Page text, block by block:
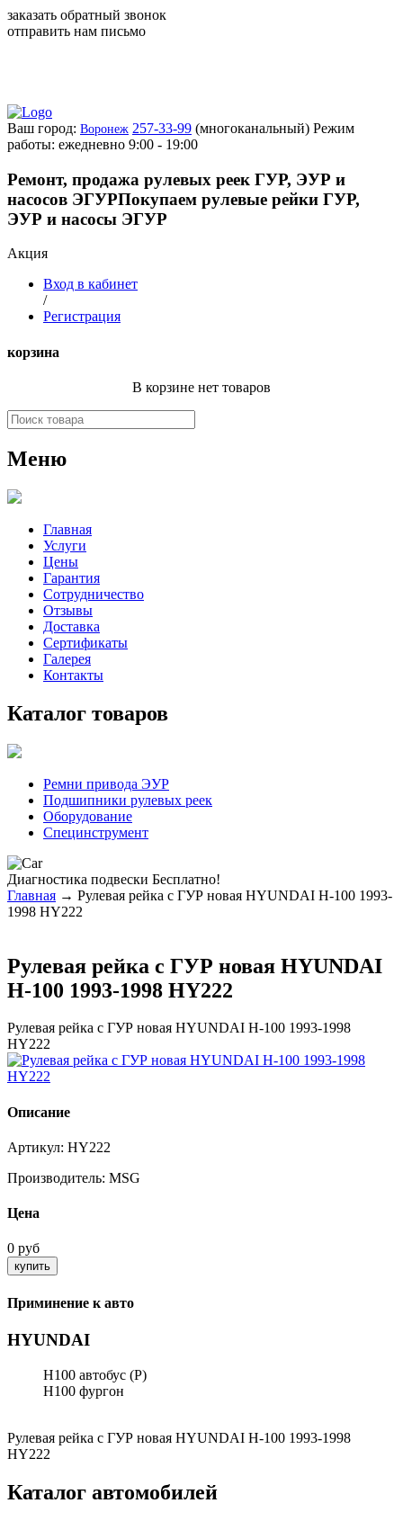
заказать обратный звонок
отправить нам письмо
Ваш город: Воронеж 257-33-99 (многоканальный) Режим
работы: ежедневно 9:00 - 19:00
Ремонт, продажа рулевых реек ГУР, ЭУР и
насосов ЭГУРПокупаем рулевые рейки ГУР,
ЭУР и насосы ЭГУР
Акция
Вход в кабинет
/
Регистрация
корзина
В корзине нет товаров
Меню
Главная
Услуги
Цены
Гарантия
Сотрудничество
Отзывы
Доставка
Сертификаты
Галерея
Контакты
Каталог товаров
Ремни привода ЭУР
Подшипники рулевых реек
Оборудование
Специнструмент
Диагностика подвески Бесплатно!
Главная → Рулевая рейка с ГУР новая HYUNDAI H-100 1993-
1998 HY222
Рулевая рейка с ГУР новая HYUNDAI
H-100 1993-1998 HY222
Рулевая рейка с ГУР новая HYUNDAI H-100 1993-1998
HY222
Описание
Артикул: HY222
Производитель: MSG
Цена
0 руб
Приминение к авто
HYUNDAI
H100 автобус (P)
H100 фургон
Рулевая рейка с ГУР новая HYUNDAI H-100 1993-1998
HY222
Каталог автомобилей